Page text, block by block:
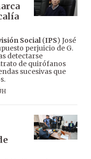
Social(IPS) José
perjuicio de G.
detectarse
de quirófanos
sucesivas que